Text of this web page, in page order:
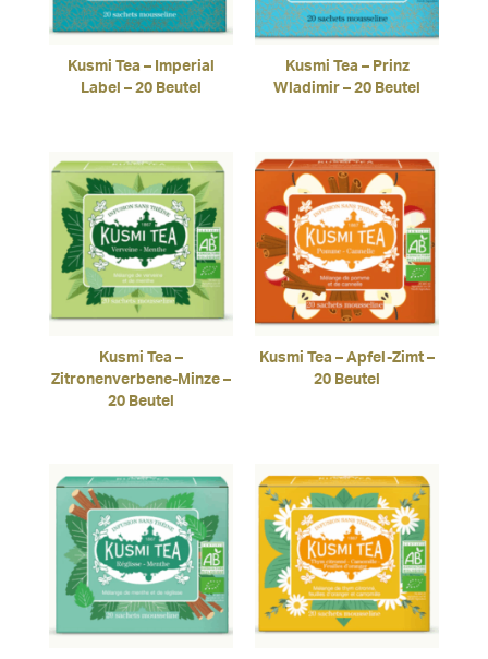
Kusmi Tea – Imperial
Label – 20 Beutel
Kusmi Tea – Prinz
Wladimir – 20 Beutel
Kusmi Tea –
Zitronenverbene-Minze –
20 Beutel
Kusmi Tea – Apfel-Zimt –
20 Beutel